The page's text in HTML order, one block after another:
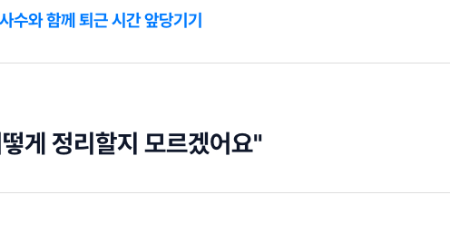
수와 함께 퇴근 시간 앞당기기
게 정리할지 모르겠어요"